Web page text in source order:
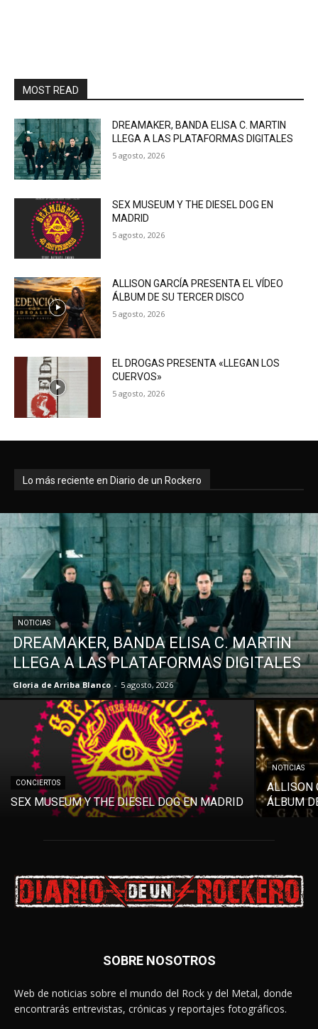
MOST READ
DREAMAKER, BANDA ELISA C. MARTIN
LLEGA A LAS PLATAFORMAS DIGITALES
5 agosto, 2026
SEX MUSEUM Y THE DIESEL DOG EN
MADRID
5 agosto, 2026
ALLISON GARCÍA PRESENTA EL VÍDEO
ÁLBUM DE SU TERCER DISCO
5 agosto, 2026
EL DROGAS PRESENTA «LLEGAN LOS
CUERVOS»
5 agosto, 2026
Lo más reciente en Diario de un Rockero
NOTICIAS
DREAMAKER, BANDA ELISA C. MARTIN
LLEGA A LAS PLATAFORMAS DIGITALES
Gloria de Arriba Blanco - 5 agosto, 2026
CONCIERTOS
SEX MUSEUM Y THE DIESEL DOG EN MADRID
NOTICIAS
ALLISON
ÁLBUM
SOBRE NOSOTROS
Web de noticias sobre el mundo del Rock y del Metal, donde
encontrarás entrevistas, crónicas y reportajes fotográficos.